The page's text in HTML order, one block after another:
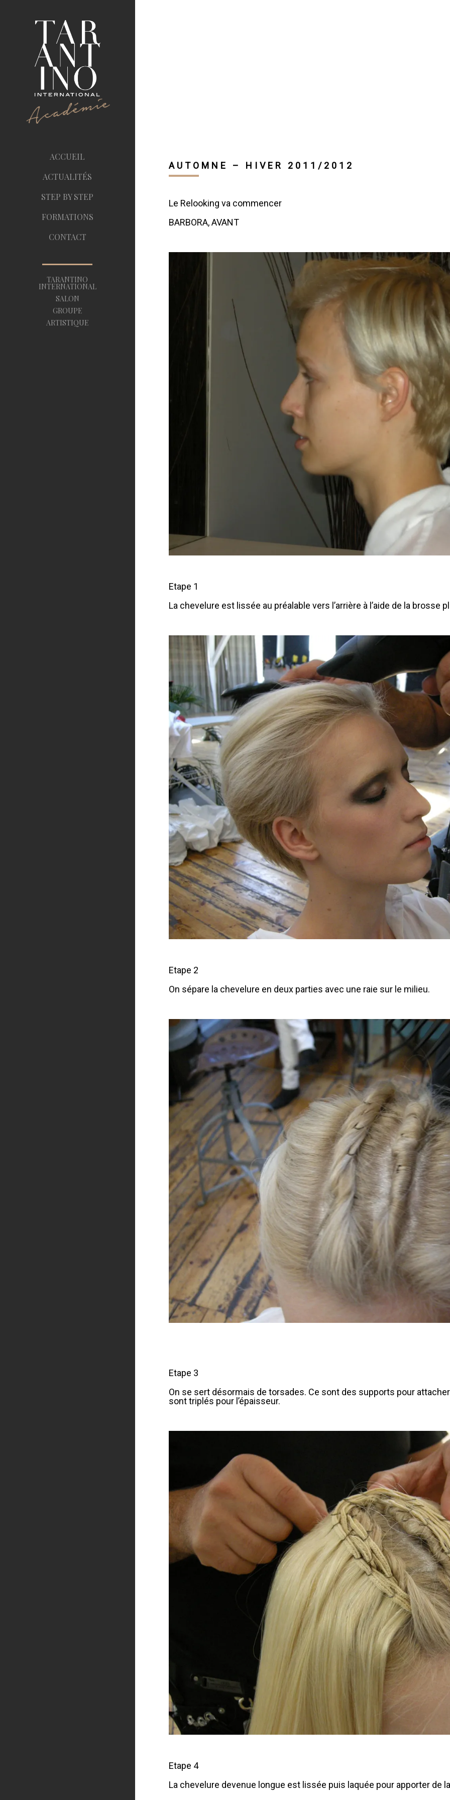
ACCUEIL
ACTUALITÉS
STEP BY STEP
FORMATIONS
CONTACT
TARANTINO
INTERNATIONAL
SALON
GROUPE
ARTISTIQUE
AUTOMNE – HIVER 2011/2012
Le Relooking va commencer
BARBORA, AVANT
Etape 1
La chevelure est lissée au préalable vers l’arrière à l’aide de la brosse
Etape 2
On sépare la chevelure en deux parties avec une raie sur le milieu.
Etape 3
On se sert désormais de torsades. Ce sont des supports pour
sont triplés pour l’épaisseur.
Etape 4
La chevelure devenue longue est lissée puis laquée pour apporter de